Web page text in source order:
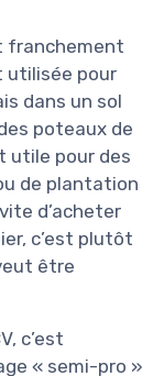
franchement
utilisée pour
dans un sol
poteaux de
utile pour des
de plantation
d’acheter
c’est plutôt
être
c’est
« semi-pro »